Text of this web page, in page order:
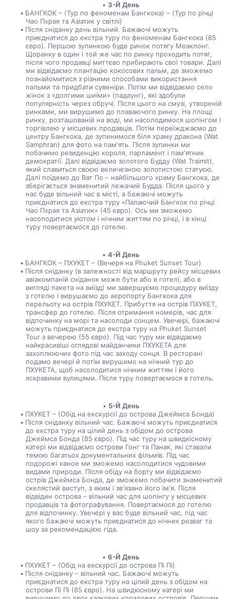
3-Й День
БАНГКОК – (Тур по феноменам Бангкока) – (Тур по річці
Чао Пхрая та Азіатик у світлі)
Після сніданку день вільний. Бажаючі можуть
приєднатися до екстра туру по феноменам Бангкока (85
євро). Першою зупинкою буде ринок потягу Меаклонг.
Щоранку в один і той же час по ринку проходить потяг,
після чого продавці миттєво прибирають свої товари. Далі
ми відвідаємо плантацію кокосових пальм, де зможемо
познайомитися з різними способами використання
пальми та придбати сувеніри. Потім ми відвідаємо село
жінок з «долгими шиїми» (падаунг), які здобули
популярність через обручі. Після цього на смузі, утвореній
ринками, ми вирушимо до плаваючого ринку. На площі
ринку, розташованій на воді, ми насолодимося шопінгом і
торгівлею у місцевих продавців. Потім переїжджаємо до
центру Бангкока, де зупинимося біля храму дракона (Wat
Samphran) для фото на пам'ять. Після зупинки ми
побачимо резиденцію короля, парламент і пам'ятник
демократії. Далі відвідаємо золотого Будду (Wat Traimit),
який славиться своєю величезною золотистою статуєю.
Далі поїдемо до Ват По – найбільшого храму Бангкока, де
зберігається знаменитий лежачий Будда. Після цього у
нас буде вільний час в місті, а бажаючі можуть
приєднатися до екстра туру «Палаючий Бангкок по річці
Чао Пхрая та Азіатик» (45 євро). Ось ми зможемо
насолодитися уютом і нічним життям по річці, і в кінці
туру повертаємося до готелю.
4-Й День
БАНГКОК – ПХУКЕТ – (Вечеря на Phuket Sunset Tour)
Після сніданку (в залежності від маршруту рейсу місцевих
авіакомпаній сніданок може бути або в готелі, або в
вигляді пакета на виїзд) ми завершуємо процедуру виїзду
з готелю і вирушаємо до аеропорту Бангкока для
перельоту на острів ПХУКЕТ. Прибуття на острів ПХУКЕТ,
трансфер до готелю. Після отримання номерів, час для
відпочинку на морі та насолоди сонцем. Увечері, бажаючі
можуть приєднатися до екстра туру на Phuket Sunset
Tour з вечерею (55 євро). Під час туру ми відвідаємо
найкрасивіші оглядові майданчики ПХУКЕТА для
захоплюючих фото під час заходу сонця. В ресторані
подамо вечері й потім вирушимо на нічний тур до
ПХУКЕТА, щоб насолодитися нічним життям і його
яскравими вулицями. Після туру повертаємося в готель.
5-Й День
ПХУКЕТ – (Обід на екскурсії до острова Джеймса Бонда)
Після сніданку вільний час. Бажаючі можуть приєднатися
до екстра туру на цілий день з обідом до острова
Джеймса Бонда (85 євро). Під час туру на швидкісному
катері ми відвідаємо острови Гонг та Панак, які ставали
темою багатьох документальних фільмів. Під час
подорожі каное ми зможемо насолодитися чудовими
видами природи. Після обіду на борту ми відвідаємо
острів Джеймса Бонда, де зможемо побачити знаменитий
скелястий виступ, з яким і зв'язано його ім'я. Після
відвідин острова – вільний час для шопінгу у місцевих
продавців та фотографування. Повертаємося до готелю
для відпочинку. Увечері у вас буде вільний час, під час
якого бажаючі можуть приєднатися до нічних розваг та
шоу за рекомендацією гіда.
6-Й День
ПХУКЕТ – (Обід на екскурсії до острова Пі Пі)
Після сніданку – вільний час. Бажаючі можуть
приєднатися до екстра туру на цілий день з обідом на
острови Пі Пі (85 євро). На швидкісному катері ми